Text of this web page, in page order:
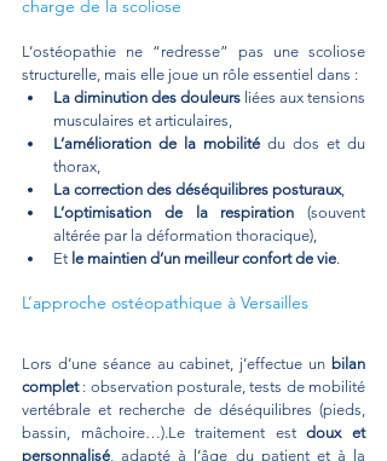
charge de la scoliose
L’ostéopathie ne “redresse” pas une scoliose
structurelle, mais elle joue un rôle essentiel dans :
La diminution des douleurs liées aux tensions
musculaires et articulaires,
L’amélioration de la mobilité du dos et du
thorax,
La correction des déséquilibres posturaux,
L’optimisation de la respiration (souvent
altérée par la déformation thoracique),
Et le maintien d’un meilleur confort de vie.
L’approche ostéopathique à Versailles
Lors d’une séance au cabinet, j’effectue un bilan
complet : observation posturale, tests de mobilité
vertébrale et recherche de déséquilibres (pieds,
bassin, mâchoire…).Le traitement est doux et
personnalisé , adapté à l’âge du patient et à la